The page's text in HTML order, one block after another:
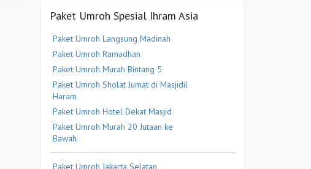
Paket Umroh Spesial Ihram Asia
Paket Umroh Langsung Madinah
Paket Umroh Ramadhan
Paket Umroh Murah Bintang 5
Paket Umroh Sholat Jumat di Masjidil
Haram
Paket Umroh Hotel Dekat Masjid
Paket Umroh Murah 20 Jutaan ke
Bawah
Paket Umroh Jakarta Selatan